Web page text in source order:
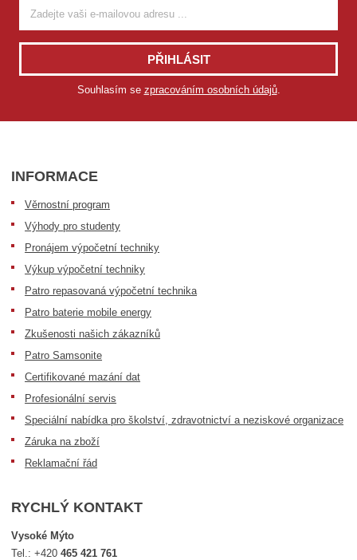
PŘIHLÁSIT
Souhlasím se zpracováním osobních údajů.
INFORMACE
Věrnostní program
Výhody pro studenty
Pronájem výpočetní techniky
Výkup výpočetní techniky
Patro repasovaná výpočetní technika
Patro baterie mobile energy
Zkušenosti našich zákazníků
Patro Samsonite
Certifikované mazání dat
Profesionální servis
Speciální nabídka pro školství, zdravotnictví a neziskové organizace
Záruka na zboží
Reklamační řád
RYCHLÝ KONTAKT
Vysoké Mýto
Tel.:+420465 421 761